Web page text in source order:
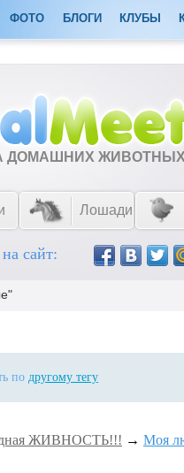
ФОТО БЛОГИ КЛУБЫ
ДОМАШНИХ
Лошади
сайт:
по другому тегу
ЖИВНОСТЬ!!! → Моя